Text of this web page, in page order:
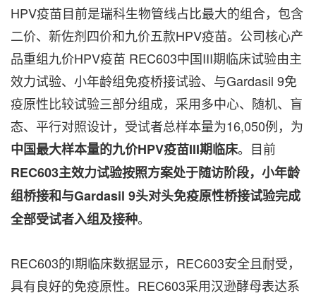
HPV疫苗目前是瑞科生物管线占比最大的组合，包含
二价、新佐剂四价和九价五款HPV疫苗。公司核心产
品重组九价HPV疫苗 REC603中国III期临床试验由主
效力试验、小年龄组免疫桥接试验、与Gardasil 9免
疫原性比较试验三部分组成，采用多中心、随机、盲
态、平行对照设计，受试者总样本量为16,050例，为
中国最大样本量的九价HPV疫苗III期临床。目前
REC603主效力试验按照方案处于随访阶段，小年龄
组桥接和与Gardasil 9头对头免疫原性桥接试验完成
全部受试者入组及接种。
REC603的I期临床数据显示，REC603安全且耐受，
具有良好的免疫原性。REC603采用汉逊酵母表达系